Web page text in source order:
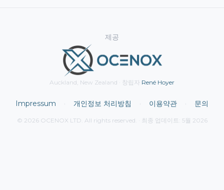
제공
Auckland, New Zealand · 창립자 René Hoyer
Impressum · 개인정보 처리방침 · 이용약관 · 문의
© 2026 OCENOX LTD. All rights reserved. · 최종 업데이트: 5월 2026